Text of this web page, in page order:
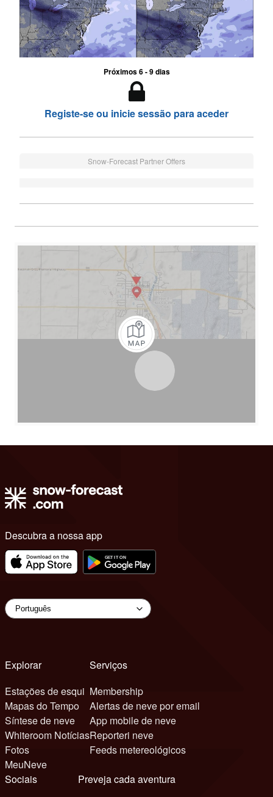
Próximos 6 - 9 dias
Registe-se ou inicie sessão para aceder
Snow-Forecast Partner Offers
Descubra a nossa app
Explorar
Estações de esqui
Mapas do Tempo
Síntese de neve
Whiteroom Notícias
Fotos
MeuNeve
Serviços
Membership
Alertas de neve por email
App mobile de neve
Reporteri neve
Feeds metereológicos
Sociais
Preveja cada aventura